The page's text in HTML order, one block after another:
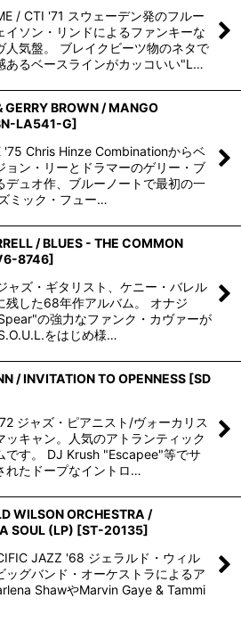
/ CTI '71 スウェーデン発のフルー
イソン・リンドによるファンキーな
人気盤。 ブレイクビーツ物のネタで
あるベースラインがカッコいい"L…
GERRY BROWN / MANGO
LA541-G]
'75 Chris Hinze Combinationからベ
ョン・リーとドラマーのゲリー・ブ
デュオ作、ブルーノートで最初の一
ミック・フュー…
/ BLUES - THE COMMON
8746]
ャズ・ギタリスト、ケニー・バレル
残した68年作アルバム。 オナジ
の強力なファンク・カヴァーが
をはじめ様…
/ INVITATION TO OPENNESS [SD
ジャズ・ピアニスト/ヴォーカリス
ッキャン。人気のアトランティック
です。 DJ Krush "Escapee"等でサ
れたドープなイントロ…
WILSON ORCHESTRA /
SOUL (LP) [ST-20135]
JAZZ '68 ジェラルド・ウィル
ッグバンド・オーケストラによるア
ShawやMarvin Gaye & Tammi